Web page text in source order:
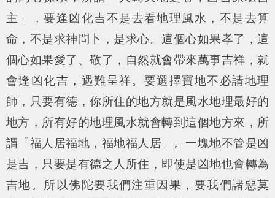
主 」，要逢凶化吉不是去看地理風水，不是去算
命，不是求神問卜，是求心。這個心如果孝了，這
個心如果愛了、敬了，自然就會帶來萬事吉祥，就
會逢凶化吉，遇難呈祥。要選擇寶地不必請地理
師，只要有德，你所住的地方就是風水地理最好的
地方，所有好的地理風水就會轉到這個地方來，所
謂「福人居福地，福地福人居」。一塊地不管是凶
是吉，只要是有德之人所住，即使是凶地也會轉為
吉地。所以佛陀要我們注重因果，要我們諸惡莫